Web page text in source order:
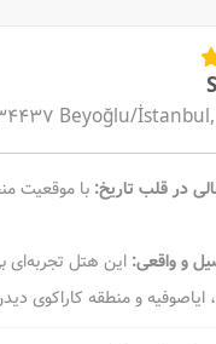
Beyoğlu/
در قلب تاریخ:
و واقعی: این هتل تجربه‌ای
و منطقه کاراکوی